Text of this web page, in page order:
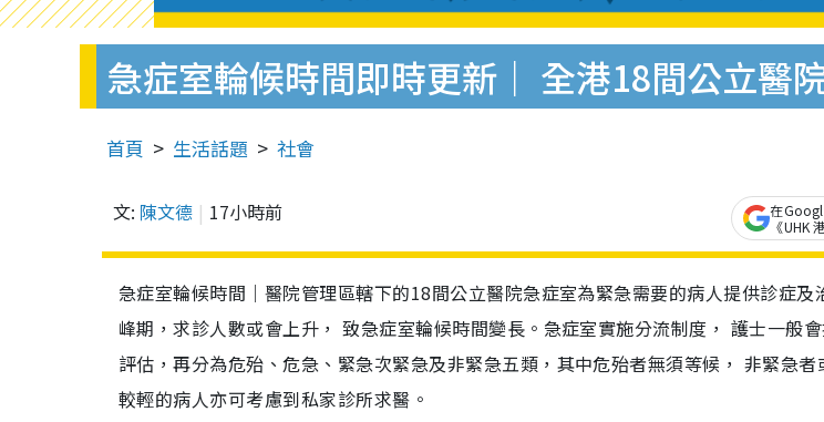
急症室輪候時間即時更新｜ 全港18間公立醫
首頁 生活話題 社會
文: 陳文德 17小時前
在
《UHK
急症室輪候時間｜醫院管理區轄下的18間公立醫院急症室為緊急需要的病人提供診症及
峰期，求診人數或會上升， 致急症室輪候時間變長。急症室實施分流制度， 護士一般
評估，再分為危殆、危急、緊急次緊急及非緊急五類，其中危殆者無須等候， 非緊急
較輕的病人亦可考慮到私家診所求醫。